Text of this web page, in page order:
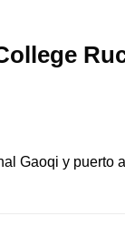
Gaoqi y puerto